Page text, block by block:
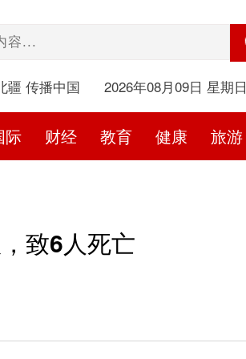
疆 传播中国 2026年08月09日 星期日
际 财经 教育 健康 旅游
致6人死亡